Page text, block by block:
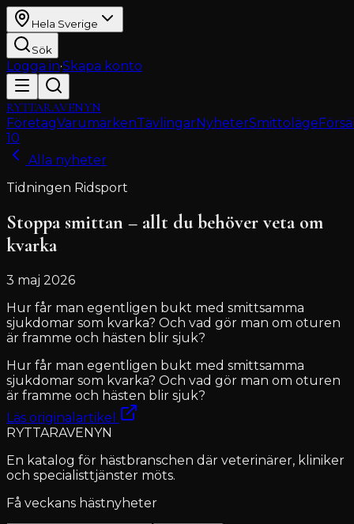
Hela Sverige
Sök
Logga in·Skapa konto
RYTTARAVENYN
FöretagVarumärkenTävlingarNyheterSmittoläge
10
Alla nyheter
Tidningen Ridsport
Stoppa smittan – allt du behöver veta om
kvarka
3 maj 2026
Hur får man egentligen bukt med smittsamma
sjukdomar som kvarka? Och vad gör man om oturen
är framme och hästen blir sjuk?
Hur får man egentligen bukt med smittsamma
sjukdomar som kvarka? Och vad gör man om oturen
är framme och hästen blir sjuk?
Läs originalartikel
RYTTARAVENYN
En katalog för hästbranschen där veterinärer, kliniker
och specialisttjänster möts.
Få veckans hästnyheter